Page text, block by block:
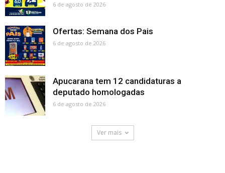
6 de agosto de 2026
Ofertas: Semana dos Pais
6 de agosto de 2026
Apucarana tem 12 candidaturas a
deputado homologadas
6 de agosto de 2026
Ver mais